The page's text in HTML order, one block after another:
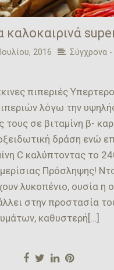
καλοκαιρινά
2016
Σύγχρονα -
πιπεριές
λόγω την
τους σε βιταμίνη β-
δράση ενώ
C καλύπτοντας το
Πρόσληψης!
λυκοπένιο, ουσία η
στην προστασία
καθυστερή[…]